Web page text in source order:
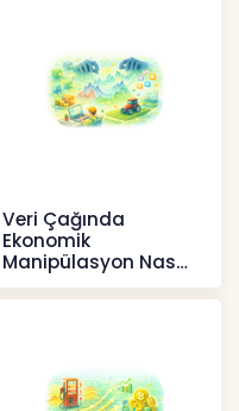
Veri Çağında
Ekonomik
Manipülasyon Nasıl
Şekil Değiştirdi?
İçerikler